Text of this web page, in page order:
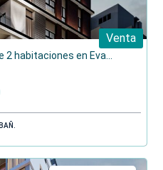
Venta
habitaciones en Eva...
BAÑ.